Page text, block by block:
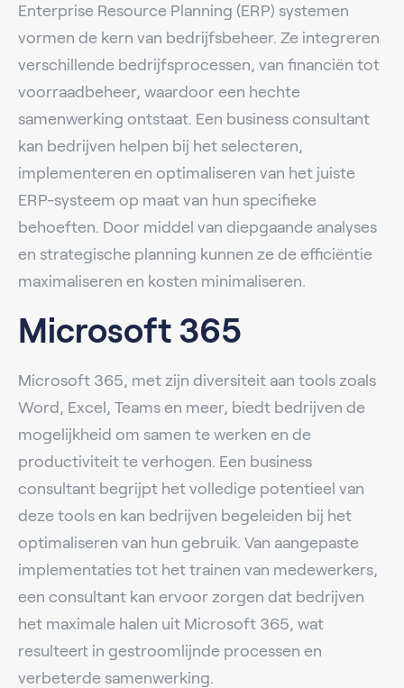
Enterprise Resource Planning (ERP) systemen
vormen de kern van bedrijfsbeheer. Ze integreren
verschillende bedrijfsprocessen, van financiën tot
voorraadbeheer, waardoor een hechte
samenwerking ontstaat. Een business consultant
kan bedrijven helpen bij het selecteren,
implementeren en optimaliseren van het juiste
ERP-systeem op maat van hun specifieke
behoeften. Door middel van diepgaande analyses
en strategische planning kunnen ze de efficiëntie
maximaliseren en kosten minimaliseren.
Microsoft 365
Microsoft 365, met zijn diversiteit aan tools zoals
Word, Excel, Teams en meer, biedt bedrijven de
mogelijkheid om samen te werken en de
productiviteit te verhogen. Een business
consultant begrijpt het volledige potentieel van
deze tools en kan bedrijven begeleiden bij het
optimaliseren van hun gebruik. Van aangepaste
implementaties tot het trainen van medewerkers,
een consultant kan ervoor zorgen dat bedrijven
het maximale halen uit Microsoft 365, wat
resulteert in gestroomlijnde processen en
verbeterde samenwerking.